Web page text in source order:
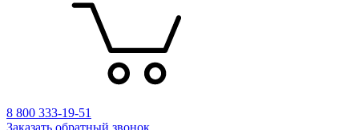
8 800 333-19-51
Заказать обратный звонок